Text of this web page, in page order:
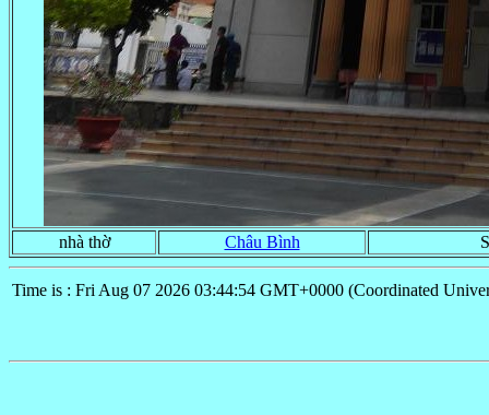
nhà thờ Châu Bình
Time is : Fri Aug 07 2026 03:44:54 GMT+0000 (Coordinated